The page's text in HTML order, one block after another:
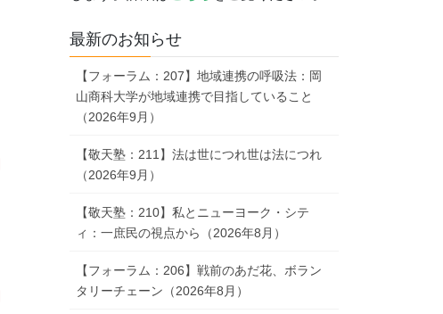
最新のお知らせ
【フォーラム：207】地域連携の呼吸法：岡
山商科大学が地域連携で目指していること
（2026年9月）
【敬天塾：211】法は世につれ世は法につれ
（2026年9月）
【敬天塾：210】私とニューヨーク・シテ
ィ：一庶民の視点から（2026年8月）
【フォーラム：206】戦前のあだ花、ボラン
タリーチェーン（2026年8月）